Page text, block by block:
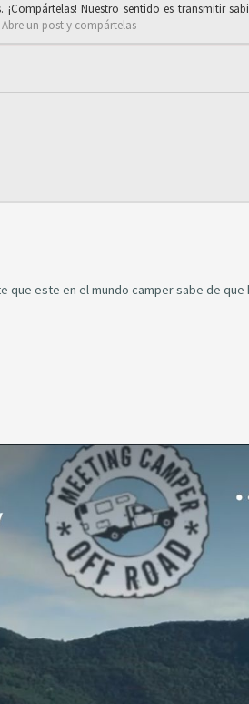
¡Compártelas! Nuestro sentido es transmitir
Abre un post y compártelas
que este en el mundo camper sabe de que